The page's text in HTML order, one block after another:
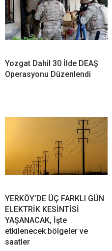
Yozgat Dahil 30 İlde DEAŞ
Operasyonu Düzenlendi
YERKÖY’DE ÜÇ FARKLI GÜN
ELEKTRİK KESİNTİSİ
YAŞANACAK, İşte
etkilenecek bölgeler ve
saatler